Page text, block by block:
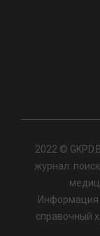
2022 ©
журнал:
Информация
справочный